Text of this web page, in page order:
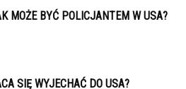
MOŻE BYĆ POLICJANTEM W USA?
SIĘ WYJECHAĆ DO USA?